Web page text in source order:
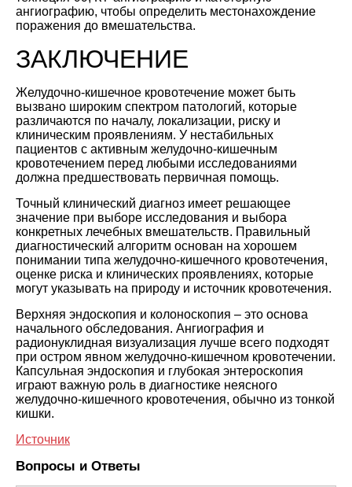
ангиографию, чтобы определить местонахождение
поражения до вмешательства.
ЗАКЛЮЧЕНИЕ
Желудочно-кишечное кровотечение может быть
вызвано широким спектром патологий, которые
различаются по началу, локализации, риску и
клиническим проявлениям. У нестабильных
пациентов с активным желудочно-кишечным
кровотечением перед любыми исследованиями
должна предшествовать первичная помощь.
Точный клинический диагноз имеет решающее
значение при выборе исследования и выбора
конкретных лечебных вмешательств. Правильный
диагностический алгоритм основан на хорошем
понимании типа желудочно-кишечного кровотечения,
оценке риска и клинических проявлениях, которые
могут указывать на природу и источник кровотечения.
Верхняя эндоскопия и колоноскопия – это основа
начального обследования. Ангиография и
радионуклидная визуализация лучше всего подходят
при остром явном желудочно-кишечном кровотечении.
Капсульная эндоскопия и глубокая энтероскопия
играют важную роль в диагностике неясного
желудочно-кишечного кровотечения, обычно из тонкой
кишки.
Источник
Вопросы и Ответы